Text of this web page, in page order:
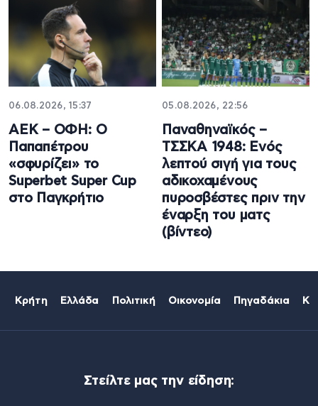
06.08.2026, 15:37
ΑΕΚ – ΟΦΗ: Ο
Παπαπέτρου
«σφυρίζει» το
Superbet Super Cup
στο Παγκρήτιο
05.08.2026, 22:56
Παναθηναϊκός –
ΤΣΣΚΑ 1948: Ενός
λεπτού σιγή για τους
αδικοχαμένους
πυροσβέστες πριν την
έναρξη του ματς
(βίντεο)
Κρήτη Ελλάδα Πολιτική Οικονομία Πηγαδάκια
Στείλτε μας την είδηση: